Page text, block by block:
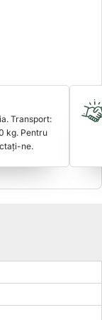
Transport:
kg. Pentru
ne.